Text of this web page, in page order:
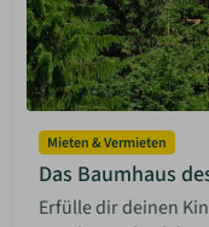
Mieten & Vermieten
Das Baumhaus
Erfülle dir deinen